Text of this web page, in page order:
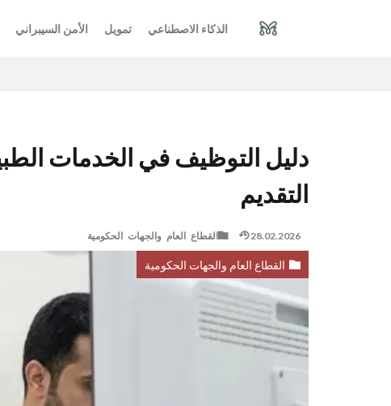
الذكاء الاصطناعي تمويل الأمن السيبراني
التقديم
28.02.2026 القطاع العام والجهات الحكومية
القطاع العام والجهات الحكومية